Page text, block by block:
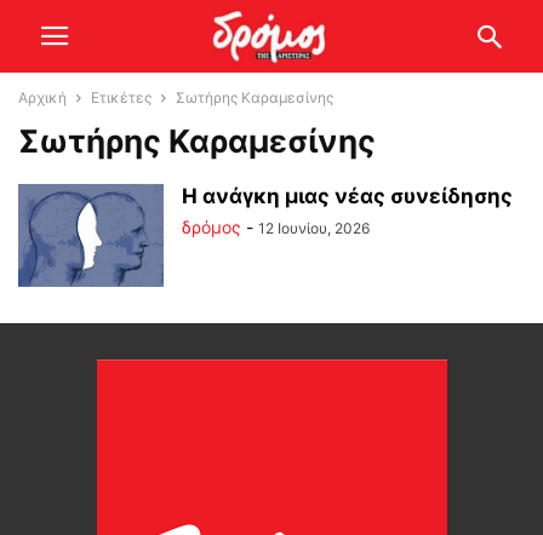
Αρχική Ετικέτες Σωτήρης Καραμεσίνης
Σωτήρης Καραμεσίνης
Η ανάγκη μιας νέας συνείδησης
δρόμος - 12 Ιουνίου, 2026